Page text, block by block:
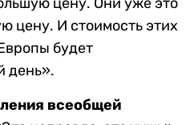
цену. И стоимость этих
будет
день».
всеобщей